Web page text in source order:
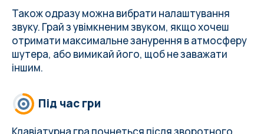
Також одразу можна вибрати налаштування
звуку. Грай з увімкненим звуком, якщо хочеш
отримати максимальне занурення в атмосферу
шутера, або вимикай його, щоб не заважати
іншим.
Під час гри
Клавіатурна гра почнеться після зворотного